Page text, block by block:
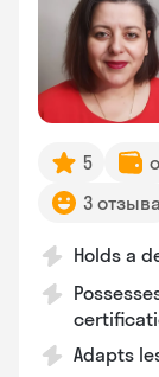
5
3 отзыва
Holds a
Adapts